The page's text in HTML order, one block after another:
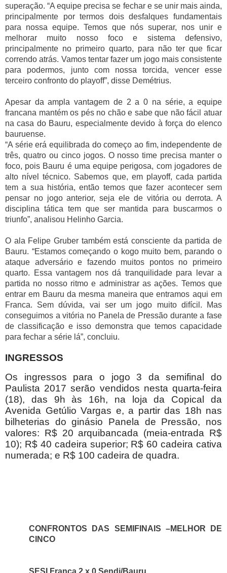
superação. “A equipe precisa se fechar e se unir mais ainda,
principalmente por termos dois desfalques fundamentais
para nossa equipe. Temos que nós superar, nos unir e
melhorar muito nosso foco e sistema defensivo,
principalmente no primeiro quarto, para não ter que ficar
correndo atrás. Vamos tentar fazer um jogo mais consistente
para podermos, junto com nossa torcida, vencer esse
terceiro confronto do playoff”, disse Demétrius.
Apesar da ampla vantagem de 2 a 0 na série, a equipe
francana mantém os pés no chão e sabe que não fácil atuar
na casa do Bauru, especialmente devido à força do elenco
bauruense.
“A série erá equilibrada do começo ao fim, independente de
três, quatro ou cinco jogos. O nosso time precisa manter o
foco, pois Bauru é uma equipe perigosa, com jogadores de
alto nível técnico. Sabemos que, em playoff, cada partida
tem a sua história, então temos que fazer acontecer sem
pensar no jogo anterior, seja ele de vitória ou derrota. A
disciplina tática tem que ser mantida para buscarmos o
triunfo”, analisou Helinho Garcia.
O ala Felipe Gruber também está consciente da partida de
Bauru. “Estamos começando o kogo muito bem, parando o
ataque adversário e fazendo muitos pontos no primeiro
quarto. Essa vantagem nos dá tranquilidade para levar a
partida no nosso ritmo e administrar as ações. Temos que
entrar em Bauru da mesma maneira que entramos aqui em
Franca. Sem dúvida, vai ser um jogo muito difícil. Mas
conseguimos a vitória no Panela de Pressão durante a fase
de classificação e isso demonstra que temos capacidade
para fechar a série lá”, concluiu.
INGRESSOS
Os ingressos para o jogo 3 da semifinal do
Paulista 2017 serão vendidos nesta quarta-feira
(18), das 9h às 16h, na loja da Copical da
Avenida Getúlio Vargas e, a partir das 18h nas
bilheterias do ginásio Panela de Pressão, nos
valores: R$ 20 arquibancada (meia-entrada R$
10); R$ 40 cadeira superior; R$ 60 cadeira cativa
numerada; e R$ 100 cadeira de quadra.
CONFRONTOS DAS SEMIFINAIS –MELHOR DE
CINCO
SESI Franca 2 x 0 Sendi/Bauru